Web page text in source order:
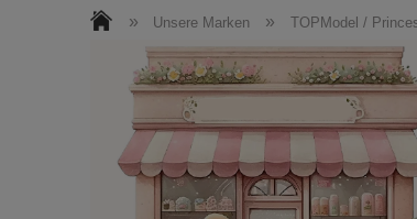
Roller + Helme
Puppen / Kuscheltiere Ostern
Facebook Kontakt /
» Unsere Marken » TOPModel /